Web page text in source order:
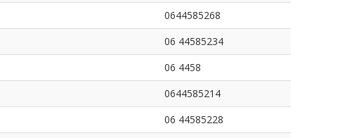
0644585268
06 44585234
06 4458
0644585214
06 44585228